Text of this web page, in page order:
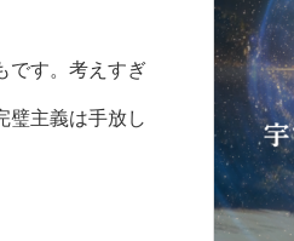
です。考えすぎ
璧主義は手放し